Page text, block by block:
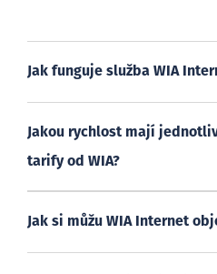
Jak funguje služba WIA
Jakou rychlost mají
tarify od WIA?
Jak si můžu WIA Internet